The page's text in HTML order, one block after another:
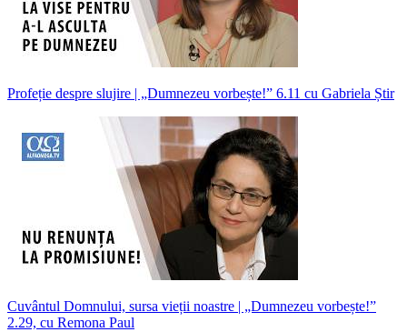
Profeție despre slujire | „Dumnezeu vorbește!” 6.11 cu Gabriela Știr
Cuvântul Domnului, sursa vieții noastre | „Dumnezeu vorbește!”
2.29, cu Remona Paul